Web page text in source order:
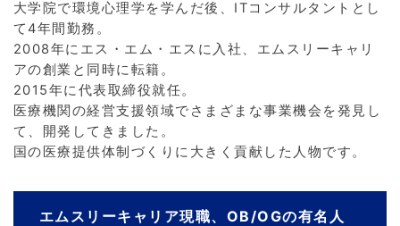
大学院で環境心理学を学んだ後、ITコンサルタントとし
て4年間勤務。
2008年にエス・エム・エスに入社、エムスリーキャリ
アの創業と同時に転籍。
2015年に代表取締役就任。
医療機関の経営支援領域でさまざまな事業機会を発見し
て、開発してきました。
国の医療提供体制づくりに大きく貢献した人物です。
エムスリーキャリア現職、OB/OGの有名人